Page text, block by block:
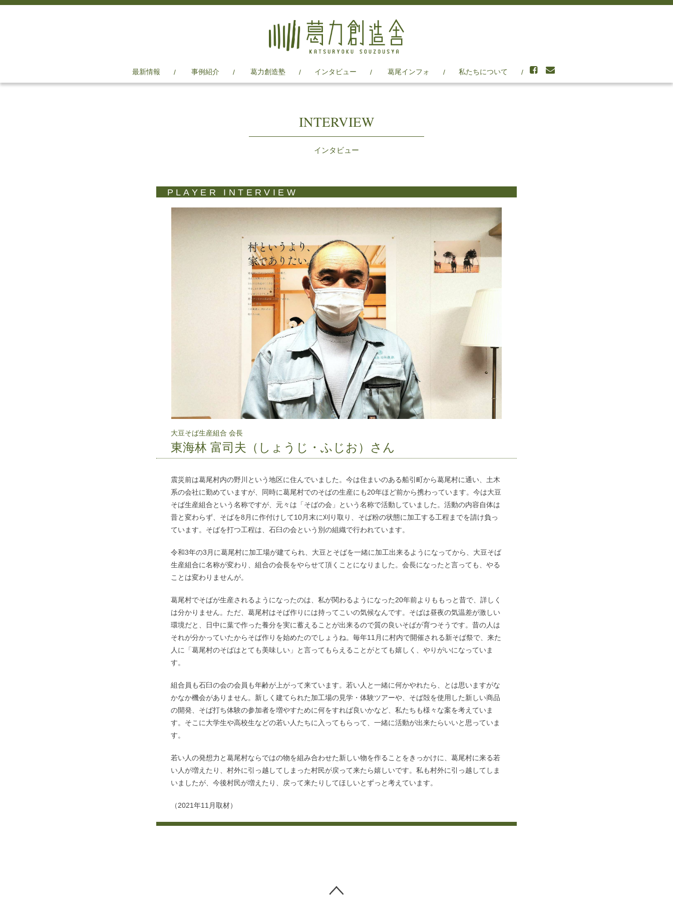
最新情報 事例紹介 葛力創造塾 インタビュー 葛尾インフォ 私たちについて
INTERVIEW
インタビュー
PLAYER INTERVIEW
大豆そば生産組合 会長
東海林 富司夫（しょうじ・ふじお）さん
震災前は葛尾村内の野川という地区に住んでいました。今は住まいのある船引町から葛尾村に通い、土木
系の会社に勤めていますが、同時に葛尾村でのそばの生産にも20年ほど前から携わっています。今は大豆
そば生産組合という名称ですが、元々は「そばの会」という名称で活動していました。活動の内容自体は
昔と変わらず、そばを8月に作付けして10月末に刈り取り、そば粉の状態に加工する工程までを請け負っ
ています。そばを打つ工程は、石臼の会という別の組織で行われています。
令和3年の3月に葛尾村に加工場が建てられ、大豆とそばを一緒に加工出来るようになってから、大豆そば
生産組合に名称が変わり、組合の会長をやらせて頂くことになりました。会長になったと言っても、やる
ことは変わりませんが。
葛尾村でそばが生産されるようになったのは、私が関わるようになった20年前よりももっと昔で、詳しく
は分かりません。ただ、葛尾村はそば作りには持ってこいの気候なんです。そばは昼夜の気温差が激しい
環境だと、日中に葉で作った養分を実に蓄えることが出来るので質の良いそばが育つそうです。昔の人は
それが分かっていたからそば作りを始めたのでしょうね。毎年11月に村内で開催される新そば祭で、来た
人に「葛尾村のそばはとても美味しい」と言って もら えることがとても嬉しく、やりがいになっていま
す。
組合員も石臼の会の会員も年齢が上がって来ています。若い人と一緒に何かやれたら、とは思いますがな
かなか機会がありません。新しく建てられた加工場の見学・体験ツアーや、そば殻を使用した新しい商品
の開発、そば打ち体験の参加者を増やすために何をすれば良いかなど、私たちも様々な案を考えていま
す。そこに大学生や高校生などの若い人たちに 入って もらって
、一緒に活動が出来たらいいと思っていま
す。
若い人の発想力と葛尾村ならではの物を組み合わせた新しい物を作ることをきっかけに、葛尾村に来る若
い人が増えたり、村外に引っ越してしまった村民が戻って来たら嬉しいです。私も村外に引っ越してしま
いましたが、今後村民が増えたり、戻って来たりしてほしいとずっと考えています。
（2021年11月取材）